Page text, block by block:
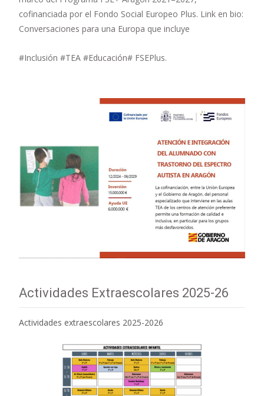
cofinanciada por el Fondo Social Europeo Plus. Link en bio:
Conversaciones para una Europa que incluye
#Inclusión #TEA #Educación# FSEPlus.
Actividades Extraescolares 2025-26
Actividades extraescolares 2025-2026